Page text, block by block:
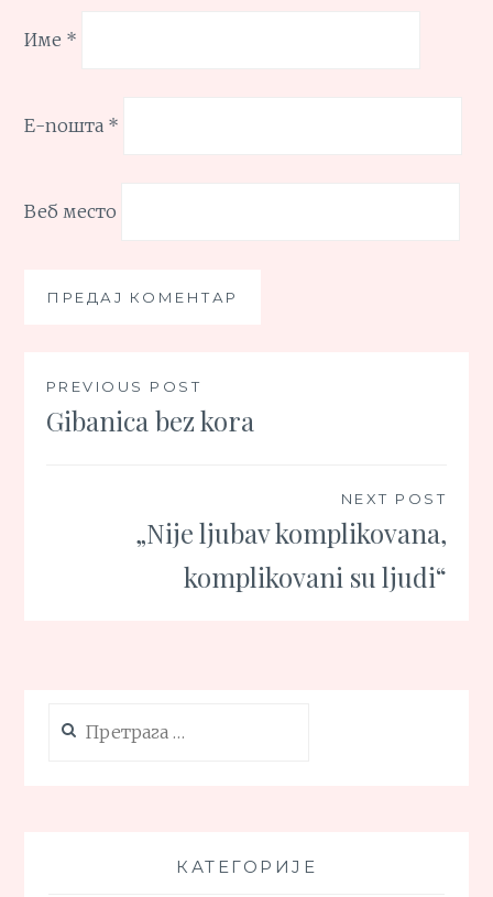
Име *
Е-пошта *
Веб место
Кретање
чланка
PREVIOUS POST
Gibanica bez kora
NEXT POST
„Nije ljubav komplikovana,
komplikovani su ljudi“
за:
КАТЕГОРИЈЕ